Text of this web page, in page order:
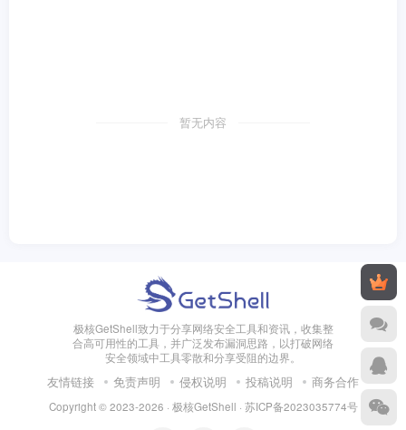
暂无内容
极核GetShell致力于分享网络安全工具和资讯，收集整
合高可用性的工具，并广泛发布漏洞思路，以打破网络
安全领域中工具零散和分享受阻的边界。
友情链接 免责声明 侵权说明 投稿说明 商务合作
Copyright © 2023-2026 · 极核GetShell · 苏ICP备2023035774号